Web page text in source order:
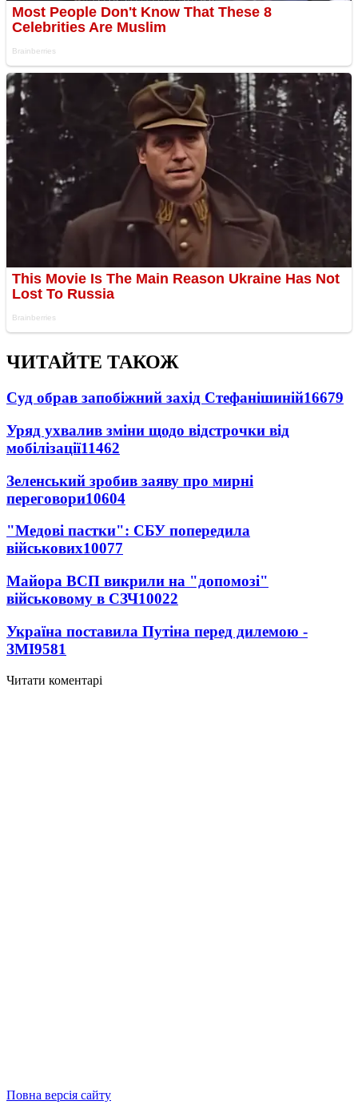
ЧИТАЙТЕ ТАКОЖ
Суд обрав запобіжний захід Стефанішиній16679
Уряд ухвалив зміни щодо відстрочки від
мобілізації11462
Зеленський зробив заяву про мирні
переговори10604
"Медові пастки": СБУ попередила
військових10077
Майора ВСП викрили на "допомозі"
військовому в СЗЧ10022
Україна поставила Путіна перед дилемою -
ЗМІ9581
Читати коментарі
Повна версія сайту